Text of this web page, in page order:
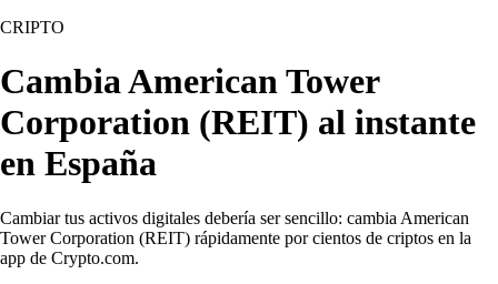
CRIPTO
Cambia American Tower
Corporation (REIT) al instante
en España
Cambiar tus activos digitales debería ser sencillo: cambia American
Tower Corporation (REIT) rápidamente por cientos de criptos en la
app de Crypto.com.